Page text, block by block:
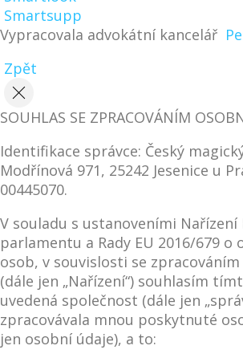
Smartsupp
Vypracovala advokátní kancelář
Zpět
SOUHLAS SE ZPRACOVÁNÍM
Identifikace správce: Český
Modřínová 971, 25242 Jesenice u
00445070.
V souladu s ustanoveními Nařízení
parlamentu a Rady EU 2016/679 o
osob, v souvislosti se
(dále jen „Nařízení“) souhlasím
uvedená společnost (dále jen
zpracovávala mnou poskytnuté
jen osobní údaje), a to: